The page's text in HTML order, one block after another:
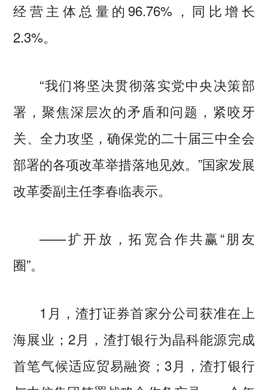
经营主体总量的96.76%，同比增长
2.3%。
“我们将坚决贯彻落实党中央决策部
署，聚焦深层次的矛盾和问题，紧咬牙
关、全力攻坚，确保党的二十届三中全会
部署的各项改革举措落地见效。”国家发展
改革委副主任李春临表示。
——扩开放，拓宽合作共赢“朋友
圈”。
1月，渣打证券首家分公司获准在上
海展业；2月，渣打银行为晶科能源完成
首笔气候适应贸易融资；3月，渣打银行